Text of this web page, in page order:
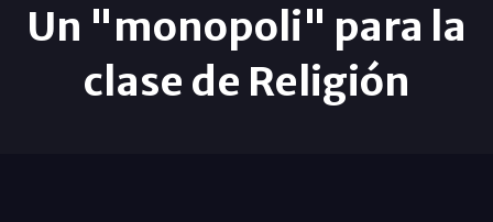
Un "monopoli" para la
clase de Religión